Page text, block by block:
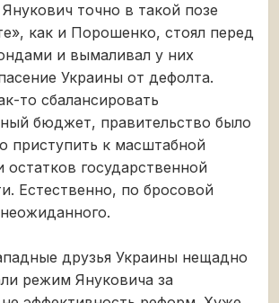
точно в такой позе
как и Порошенко, стоял перед
и вымаливал у них
Украины от дефолта.
то сбалансировать
бюджет, правительство было
приступить к масштабной
остатков государственной
Естественно, по бросовой
друзья Украины нещадно
режим Януковича за